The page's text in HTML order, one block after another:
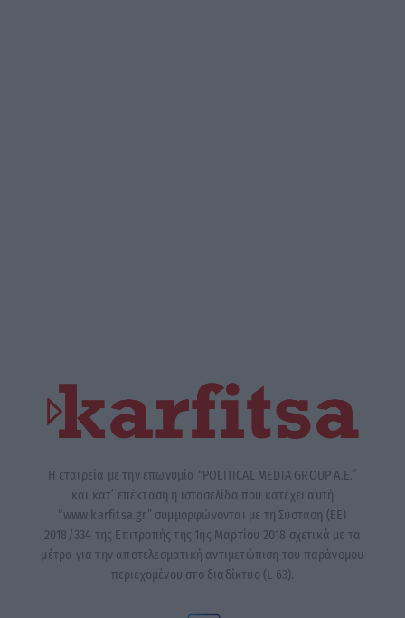
Η εταιρεία με την επωνυμία “POLITICAL MEDIA GROUP A.E.”
και κατ’ επέκταση η ιστοσελίδα που κατέχει αυτή
“www.karfitsa.gr” συμμορφώνονται με τη Σύσταση (ΕΕ)
2018/334 της Επιτροπής της 1ης Μαρτίου 2018 σχετικά με τα
μέτρα για την αποτελεσματική αντιμετώπιση του παράνομου
περιεχομένου στο διαδίκτυο (L 63).